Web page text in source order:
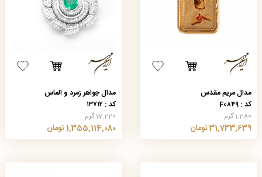
مدال مریم مقدس
کد : F۰۸۴۹
1.280 گرم
31,733,639 تومان
مدال جواهر زمرد و الماس
کد : ۱۳۷۱۲
17.220 گرم
1,355,114,080 تومان